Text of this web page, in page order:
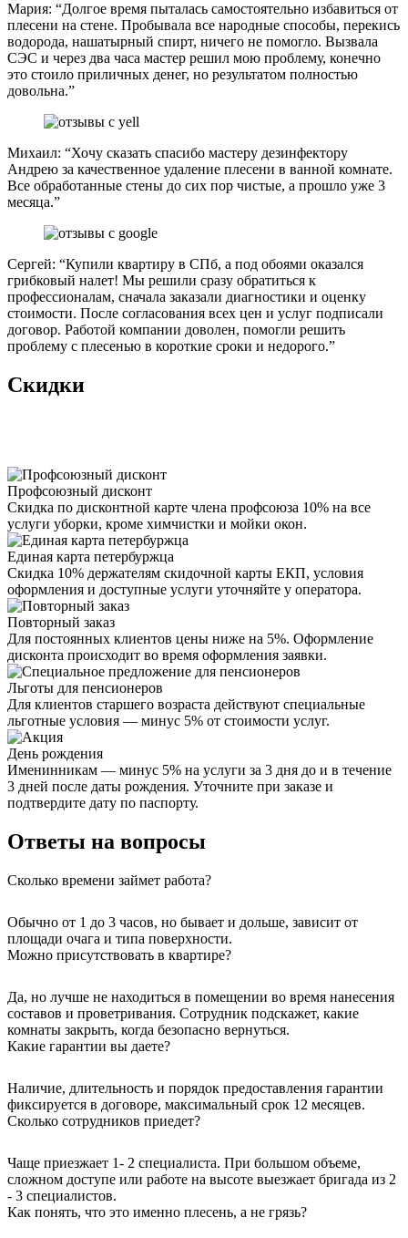
Мария: “Долгое время пыталась самостоятельно избавиться от
плесени на стене. Пробывала все народные способы, перекись
водорода, нашатырный спирт, ничего не помогло. Вызвала
СЭС и через два часа мастер решил мою проблему, конечно
это стоило приличных денег, но результатом полностью
довольна.”
Михаил: “Хочу сказать спасибо мастеру дезинфектору
Андрею за качественное удаление плесени в ванной комнате.
Все обработанные стены до сих пор чистые, а прошло уже 3
месяца.”
Сергей: “Купили квартиру в СПб, а под обоями оказался
грибковый налет! Мы решили сразу обратиться к
профессионалам, сначала заказали диагностики и оценку
стоимости. После согласования всех цен и услуг подписали
договор. Работой компании доволен, помогли решить
проблему с плесенью в короткие сроки и недорого.”
Скидки
Профсоюзный дисконт
Скидка по дисконтной карте члена профсоюза 10% на все
услуги уборки, кроме химчистки и мойки окон.
Единая карта петербуржца
Скидка 10% держателям скидочной карты ЕКП, условия
оформления и доступные услуги уточняйте у оператора.
Повторный заказ
Для постоянных клиентов цены ниже на 5%. Оформление
дисконта происходит во время оформления заявки.
Льготы для пенсионеров
Для клиентов старшего возраста действуют специальные
льготные условия — минус 5% от стоимости услуг.
День рождения
Именинникам — минус 5% на услуги за 3 дня до и в течение
3 дней после даты рождения. Уточните при заказе и
подтвердите дату по паспорту.
Ответы на вопросы
Сколько времени займет работа?
Обычно от 1 до 3 часов, но бывает и дольше, зависит от
площади очага и типа поверхности.
Можно присутствовать в квартире?
Да, но лучше не находиться в помещении во время нанесения
составов и проветривания. Сотрудник подскажет, какие
комнаты закрыть, когда безопасно вернуться.
Какие гарантии вы даете?
Наличие, длительность и порядок предоставления гарантии
фиксируется в договоре, максимальный срок 12 месяцев.
Сколько сотрудников приедет?
Чаще приезжает 1- 2 специалиста. При большом объеме,
сложном доступе или работе на высоте выезжает бригада из 2
- 3 специалистов.
Как понять, что это именно плесень, а не грязь?